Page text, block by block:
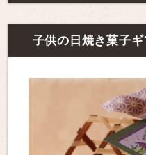
子供の日焼き菓子